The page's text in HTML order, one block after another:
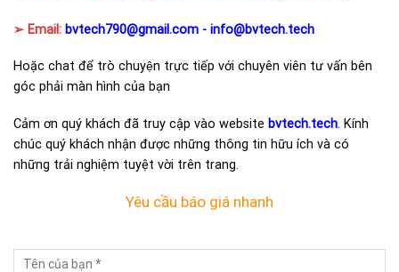
➢ Email: bvtech790@gmail.com - info@bvtech.tech
Hoặc chat để trò chuyện trực tiếp với chuyên viên tư vấn bên
góc phải màn hình của bạn
Cảm ơn quý khách đã truy cập vào website bvtech.tech. Kính
chúc quý khách nhận được những thông tin hữu ích và có
những trải nghiệm tuyệt vời trên trang.
Yêu cầu báo giá nhanh